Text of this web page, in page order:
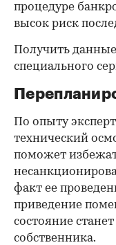
процедуре
высок риск
Получить
специального
По опыту
технический
поможет
факт ее
приведение
состояние
собственника.